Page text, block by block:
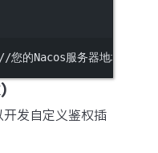
的Nacos服务器地址/
发自定义鉴权插